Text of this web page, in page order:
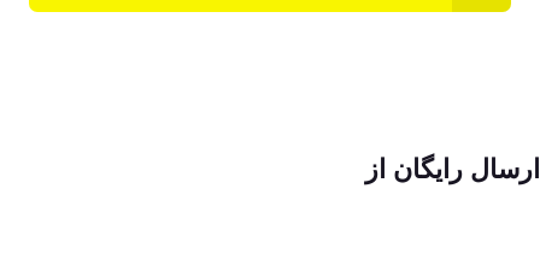
ارسال رایگان از